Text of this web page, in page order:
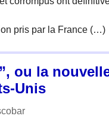
pris par la France (…)
ou la
Unis